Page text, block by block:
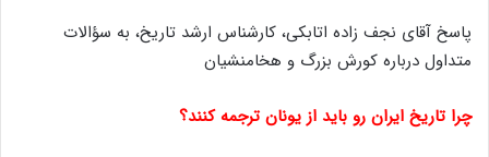
پاسخ آقای نجف زاده اتابکی، کارشناس ارشد تاریخ، به سؤالات
متداول درباره کورش بزرگ و هخامنشیان
ﭼﺮﺍ ﺗﺎﺭﯾﺦ ﺍﯾﺮﺍﻥ ﺭﻭ ﺑﺎﯾﺪ ﺍﺯ ﯾﻮﻧﺎﻥ ﺗﺮﺟﻤﻪ کنند؟